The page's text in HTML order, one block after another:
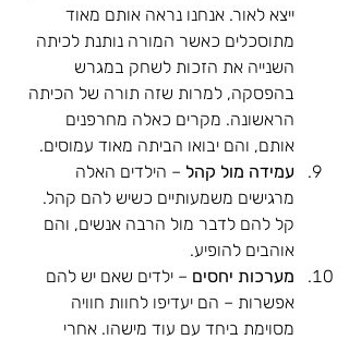
ייצא לאור. אנחנו נראה אותם מאוד
מתוסכלים כאשר המורה נותנת לכיתה
השנייה את הזכות לשחק במגרש
בהפסקה, למרות שזה תורה של הכיתה
הראשונה. מקרים כאלה מחרפנים
אותם, והם יבואו הביתה מאוד עמוסים.
עמידה מול קהל – הילדים האלה
מרגישים משמעותיים כשיש להם קהל.
קל להם לדבר מול הרבה אנשים, והם
אוהבים להופיע.
מערכות יחסים – ילדים שאם יש להם
אפשרות – הם יעדיפו לחוות חוויה
מסוימת ביחד עם עוד מישהו. אחרי